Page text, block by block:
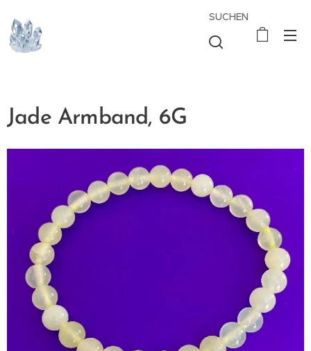
SUCHEN
Jade Armband, 6G